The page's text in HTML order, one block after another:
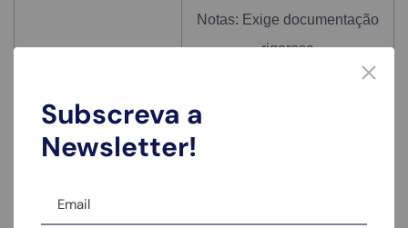
Notas: Exige documentação
rigorosa
(regime simplificado)
Subscreva a
Newsletter!